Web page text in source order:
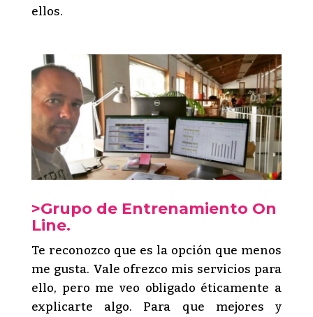
ellos.
>Grupo de Entrenamiento On
Line.
Te reconozco que es la opción que menos
me gusta. Vale ofrezco mis servicios para
ello, pero me veo obligado éticamente a
explicarte algo. Para que mejores y